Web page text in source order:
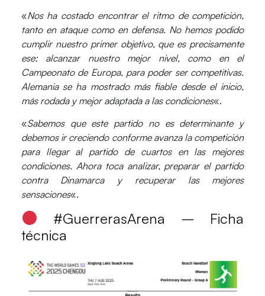
«Nos ha costado encontrar el ritmo de competición,
tanto en ataque como en defensa. No hemos podido
cumplir nuestro primer objetivo, que es precisamente
ese: alcanzar nuestro mejor nivel, como en el
Campeonato de Europa, para poder ser competitivas.
Alemania se ha mostrado más fiable desde el inicio,
más rodada y mejor adaptada a las condiciones«.
«Sabemos que este partido no es determinante y
debemos ir creciendo conforme avanza la competición
para llegar al partido de cuartos en las mejores
condiciones. Ahora toca analizar, preparar el partido
contra Dinamarca y recuperar las mejores
sensaciones«.
#GuerrerasArena – Ficha
técnica